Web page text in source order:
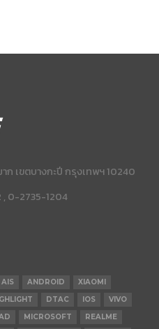
ก เขตบางกะปี กรุงเทพฯ 10240
, 0-2735-1204
AIS ANDROID
XIAOMI
DTAC IOS
VIVO
MICROSOFT
REALME